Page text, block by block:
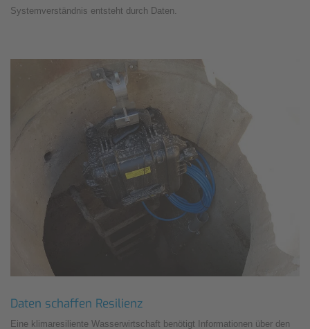
Systemverständnis entsteht durch Daten.
Daten schaffen Resilienz
Eine klimaresiliente Wasserwirtschaft benötigt Informationen über den